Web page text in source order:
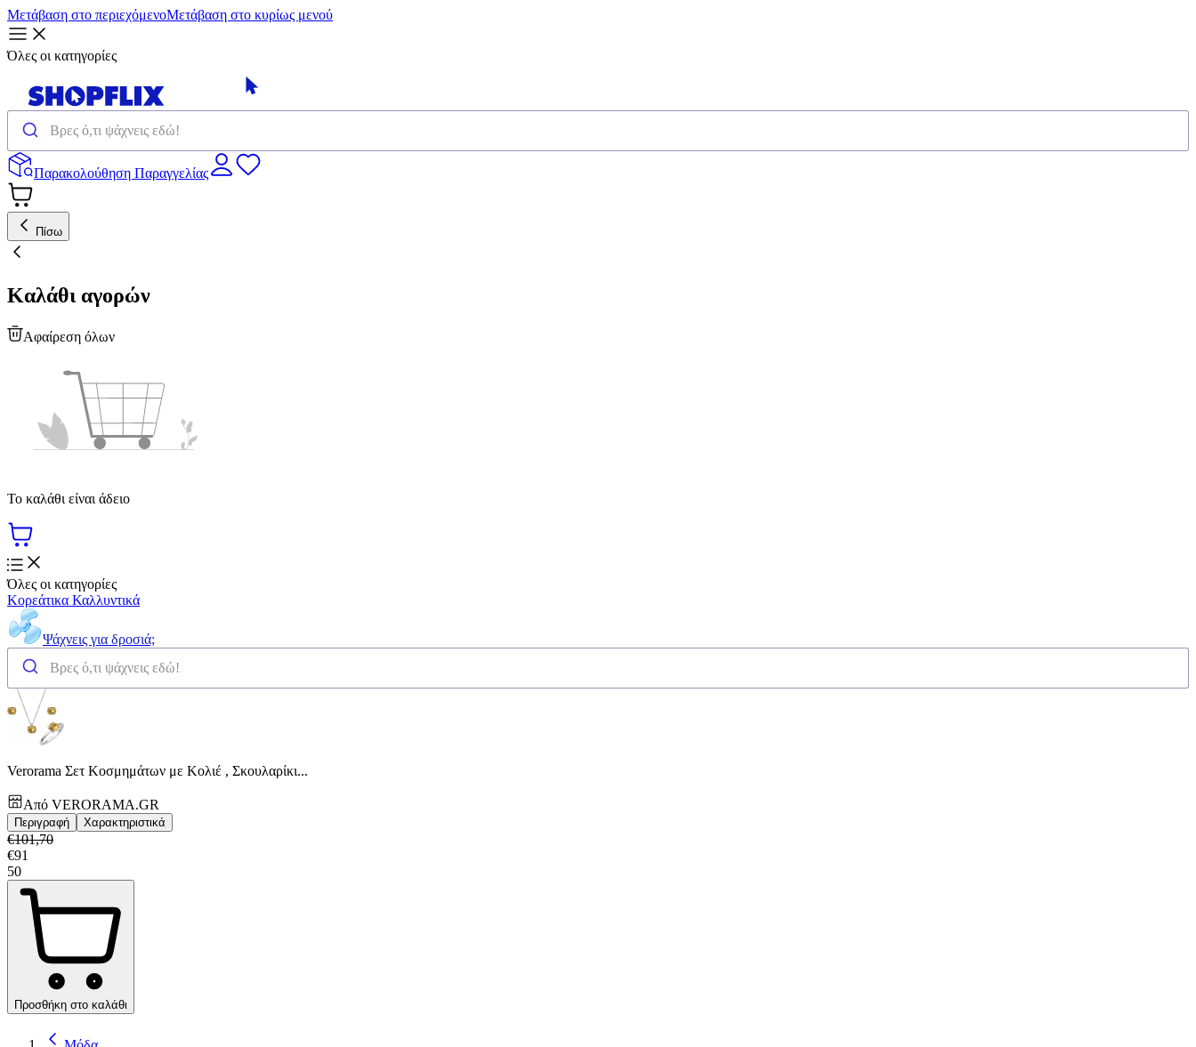
Μετάβαση στο περιεχόμενοΜετάβαση στο κυρίως μενού
Όλες οι κατηγορίες
Παρακολούθηση Παραγγελίας
Πίσω
Καλάθι αγορών
Αφαίρεση όλων
Το καλάθι είναι άδειο
Όλες οι κατηγορίες
Κορεάτικα Καλλυντικά
Ψάχνεις για δροσιά;
Verorama Σετ Κοσμημάτων με Κολιέ , Σκουλαρίκι...
Από VERORAMA.GR
Περιγραφή Χαρακτηριστικά
€101,70
€91
50
Προσθήκη στο καλάθι